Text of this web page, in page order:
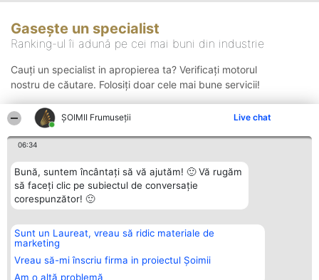
ȘOIMII Frumuseții Live chat
06:34
Bună, suntem încântați să vă ajutăm! 🙂 Vă rugăm
să faceți clic pe subiectul de conversație
corespunzător! 🙂
Sunt un Laureat, vreau să ridic materiale de
marketing
Vreau să-mi înscriu firma in proiectul Șoimii
Am o altă problemă
Gasește un specialist
Ranking-ul îi adună pe cei mai buni din industrie
Cauți un specialist in apropierea ta? Verificați motorul
nostru de căutare. Folosiți doar cele mai bune servicii!
Organizator Ranking
BRIGHT SOLUTIONS BR SRL
Aleea Timisul De Sus 2 Bl. A30
Sc. A Et. 4 Ap. 13 Cod 061952
București
Plebiscyt
Lista Tuturor
Laureaților
Contact